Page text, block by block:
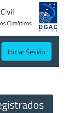
Iniciar Sesión